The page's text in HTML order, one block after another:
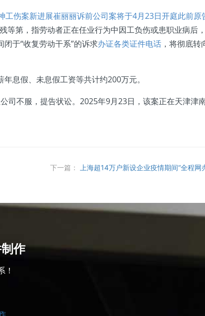
工伤案新进展崔丽丽诉前公司案将于4月23日开庭此前原
第，指劳动者正在任业行为中因工负伤或患职业病后
于“收复劳动干系”的诉求办证各类证件电话 ，将彻底
息假、未息假工资等共计约200万元。
不服，提告状讼。2025年9月23日，该案正在天津津
下一篇： 上海超14万户新设企业疫情期间“全程网
作
！